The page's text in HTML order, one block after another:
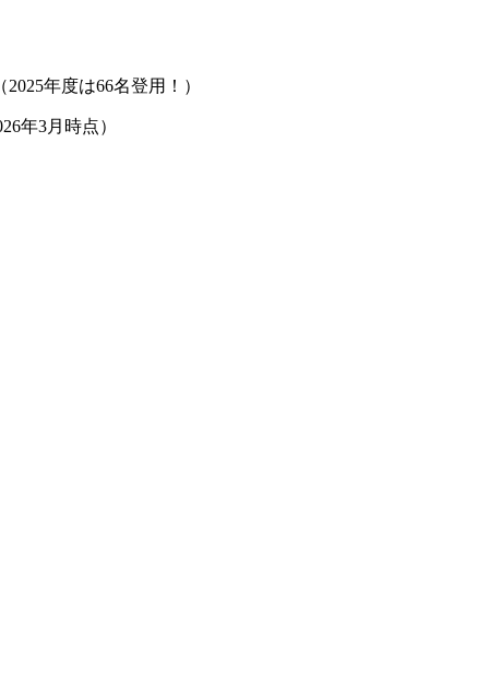
年度は66名登用！）
年3月時点）